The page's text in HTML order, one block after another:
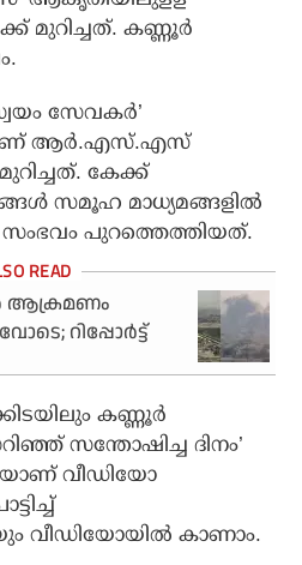
മുറിച്ചത്. കണ്ണൂര്‍
സേവകര്‍’
ആര്‍.എസ്.എസ്
കേക്ക്
സമൂഹ മാധ്യമങ്ങളില്‍
സംഭവം പുറത്തെത്തിയത്.
ആക്രമണം
റിപ്പോര്‍ട്ട്
കണ്ണൂര്‍
സന്തോഷിച്ച ദിനം’
വീഡിയോ
വീഡിയോയില്‍ കാണാം.